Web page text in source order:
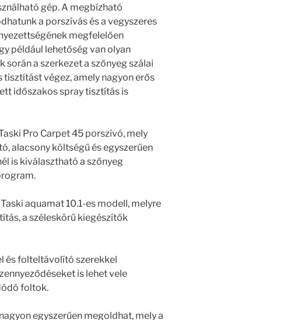
gép. A megbízható
a porszívás és a vegyszeres
megfelelően
például lehetőség van olyan
során a szerkezet a szőnyeg szálai
végez, amely nagyon erős
időszakos spray tisztítás is
Pro Carpet 45 porszívó, mely
alacsony költségű és egyszerűen
is kiválasztható a szőnyeg
aquamat 10.1-es modell, melyre
a széleskörű kiegészítők
és folteltávolító szerekkel
is lehet vele
foltok.
egyszerűen megoldhat, mely a